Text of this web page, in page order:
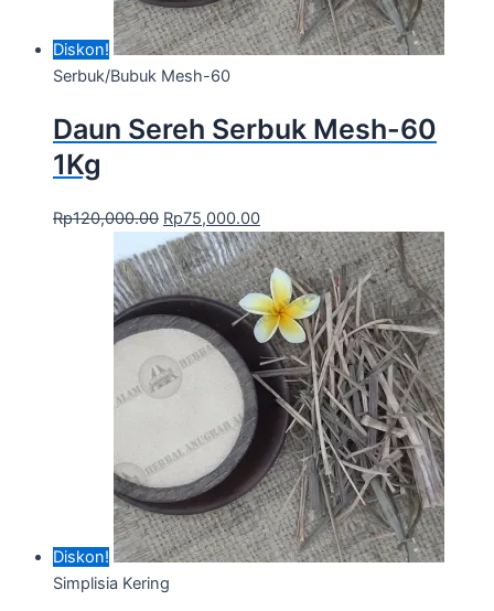
Diskon!
Serbuk/Bubuk Mesh-60
Daun Sereh Serbuk Mesh-60
1Kg
Rp120,000.00 Rp75,000.00
Diskon!
Simplisia Kering